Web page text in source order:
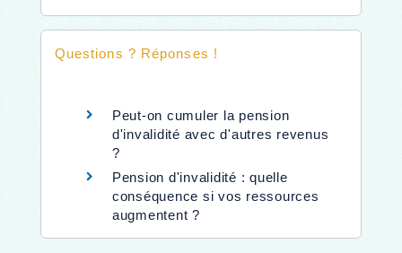
Questions ? Réponses !
Peut-on cumuler la pension
d'invalidité avec d'autres revenus
?
Pension d'invalidité : quelle
conséquence si vos ressources
augmentent ?